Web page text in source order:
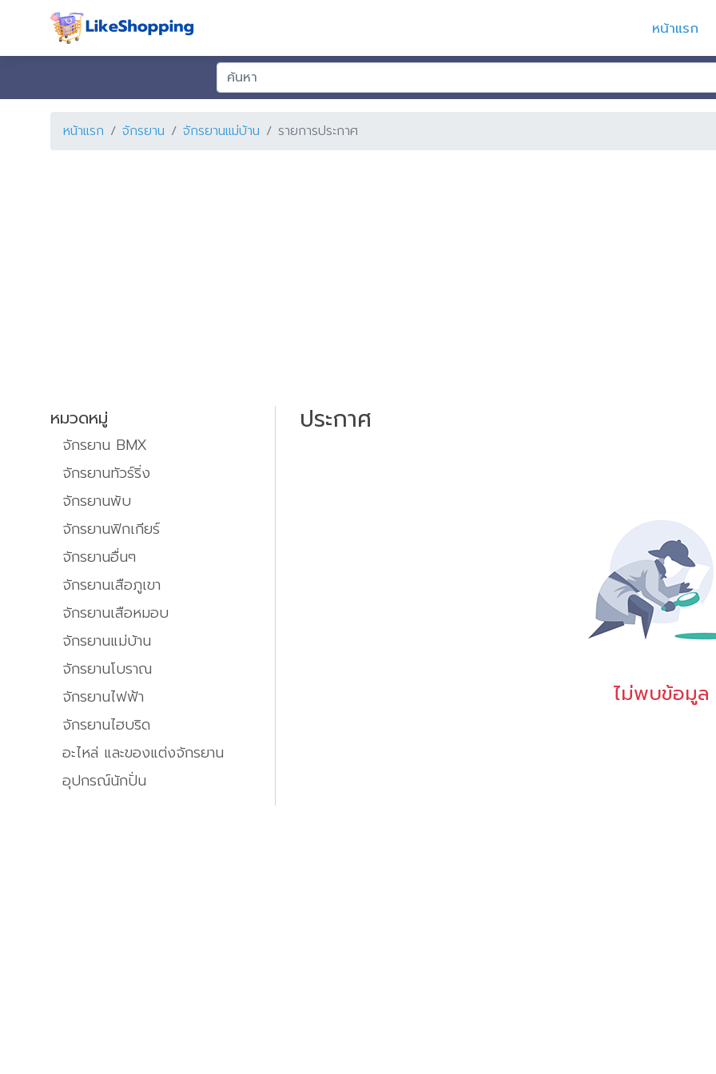
หน้าแรก
หน้าแรก จักรยาน จักรยานแม่บ้าน รายการประกาศ
หมวดหมู่
จักรยาน BMX
จักรยานทัวร์ริ่ง
จักรยานพับ
จักรยานฟิกเกียร์
จักรยานอื่นๆ
จักรยานเสือภูเขา
จักรยานเสือหมอบ
จักรยานแม่บ้าน
จักรยานโบราณ
จักรยานไฟฟ้า
จักรยานไฮบริด
อะไหล่ และของแต่งจักรยาน
อุปกรณ์นักปั่น
ประกาศ
ไม่พบข้อมูล